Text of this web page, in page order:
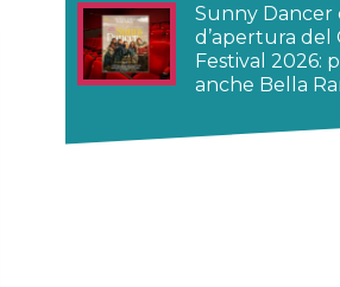
Sunny Dancer
d’apertura del
Festival 2026:
anche Bella